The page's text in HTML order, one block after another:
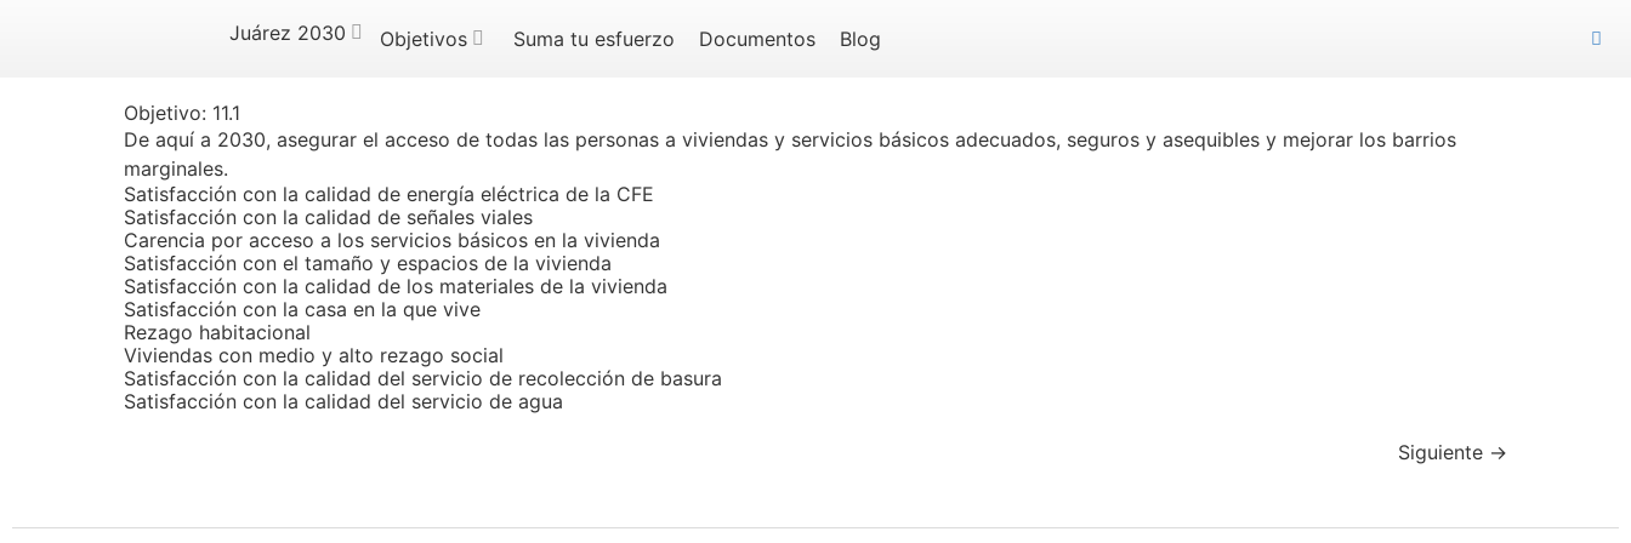
Juárez 2030 Objetivos Suma tu esfuerzo Documentos Blog
Objetivo: 11.1
De aquí a 2030, asegurar el acceso de todas las personas a viviendas y servicios básicos adecuados, seguros y asequibles y mejorar los barrios
marginales.
Satisfacción con la calidad de energía eléctrica de la CFE
Satisfacción con la calidad de señales viales
Carencia por acceso a los servicios básicos en la vivienda
Satisfacción con el tamaño y espacios de la vivienda
Satisfacción con la calidad de los materiales de la vivienda
Satisfacción con la casa en la que vive
Rezago habitacional
Viviendas con medio y alto rezago social
Satisfacción con la calidad del servicio de recolección de basura
Satisfacción con la calidad del servicio de agua
Siguiente →